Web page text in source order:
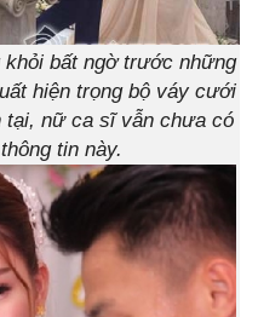
bất ngờ trước những
hiện trọng bộ váy cưới
tại, nữ ca sĩ vẫn chưa có
tin này.